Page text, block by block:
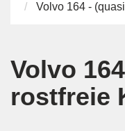
Volvo 164 -
Volvo
rostfreie